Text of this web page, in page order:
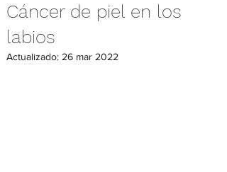
Cáncer de piel en los
labios
Actualizado: 26 mar 2022